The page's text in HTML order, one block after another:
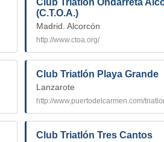
Club Triatlón Ondarreta
(C.T.O.A.)
Madrid. Alcorcón
http://www.ctoa.org/
Club Triatlón Playa Grande
Lanzarote
Club Triatlón Tres Cantos